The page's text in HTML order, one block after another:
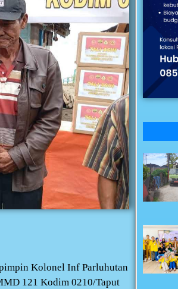
Kolonel Inf Parluhutan
121 Kodim 0210/Taput